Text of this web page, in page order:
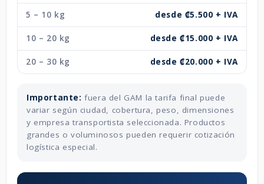
5 – 10 kg desde ₡5.500 + IVA
10 – 20 kg desde ₡15.000 + IVA
20 – 30 kg desde ₡20.000 + IVA
Importante: fuera del GAM la tarifa final puede
variar según ciudad, cobertura, peso, dimensiones
y empresa transportista seleccionada. Productos
grandes o voluminosos pueden requerir cotización
logística especial.